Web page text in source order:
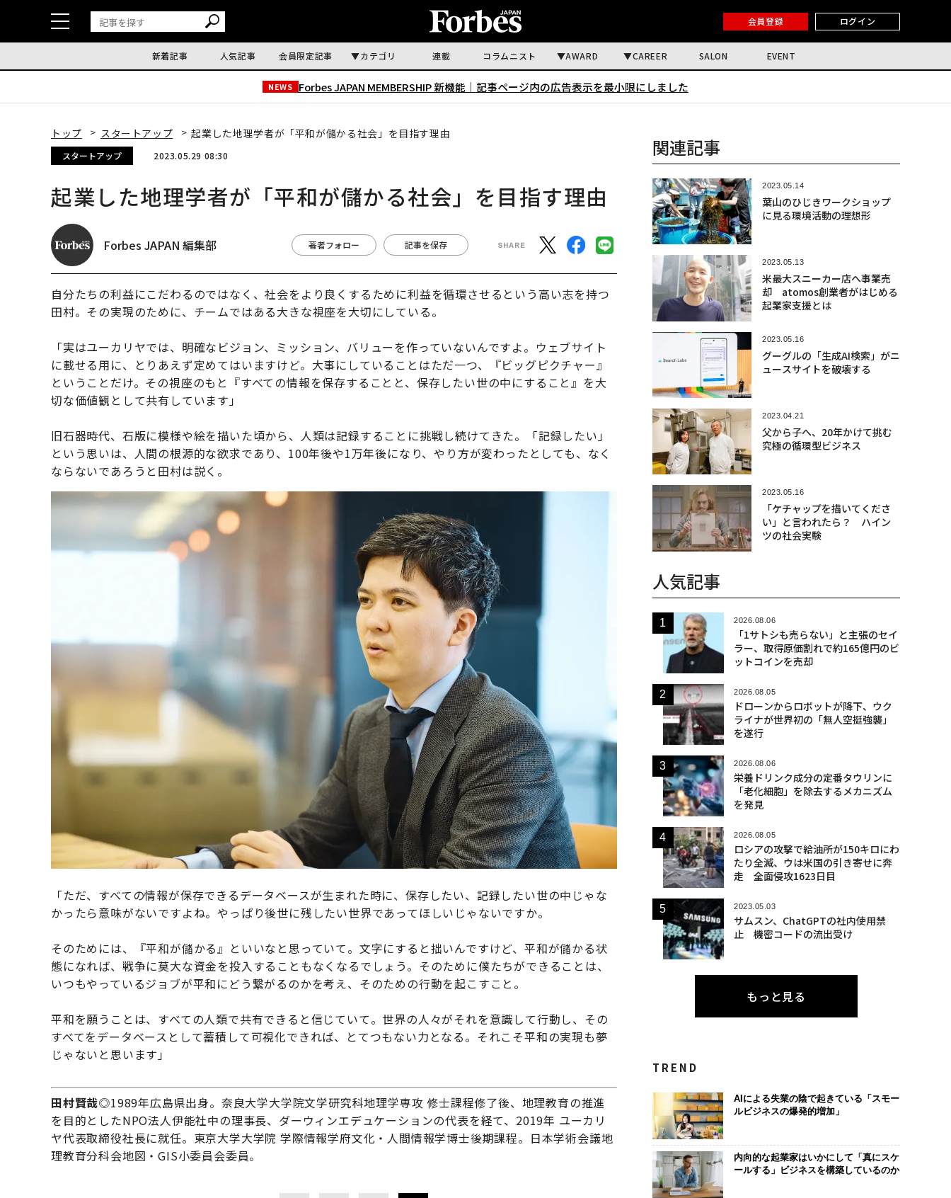
会員登録 ログイン
新着記事 人気記事 会員限定記事 カテゴリ 連載 コラムニスト AWARD CAREER SALON EVENT
NEWS Forbes JAPAN MEMBERSHIP 新機能｜ 記事ページ内の広告表示を最小限にしました
トップ スタートアップ 起業した地理学者が「平和が儲かる社会」を目指す理由
スタートアップ 2023.05.29 08:30
起業した地理学者が「平和が儲かる社会」を目指す理由
Forbes JAPAN 編集部 著者フォロー 記事を保存
自分たちの利益にこだわるのではなく、社会をより良くするために利益を循環させるという高い志を持つ
田村。その実現のために、チームではある大きな視座を大切にしている。
「実はユーカリヤでは、明確なビジョン、ミッション、バリューを作っていないんですよ。ウェブサイト
に載せる用に、とりあえず定めてはいますけど。大事にしていることはただ一つ、『ビッグピクチャー』
ということだけ。その視座のもと『すべての情報を保存することと、保存したい世の中にすること』を大
切な価値観として共有しています」
旧石器時代、石版に模様や絵を描いた頃から、人類は記録することに挑戦し続けてきた。「記録したい」
という思いは、人間の根源的な欲求であり、100年後や1万年後になり、やり方が変わったとしても、なく
ならないであろうと田村は説く。
「ただ、すべての情報が保存できるデータベースが生まれた時に、保存したい、記録したい世の中じゃな
かったら意味がないですよね。やっぱり後世に残したい世界であってほしいじゃないですか。
そのためには、『平和が儲かる』といいなと思っていて。文字にすると拙いんですけど、平和が儲かる状
態になれば、戦争に莫大な資金を投入することもなくなるでしょう。そのために僕たちができることは、
いつもやっているジョブが平和にどう繋がるのかを考え、そのための行動を起こすこと。
平和を願うことは、すべての人類で共有できると信じていて。世界の人々がそれを意識して行動し、その
すべてをデータベースとして蓄積して可視化できれば、とてつもない力となる。それこそ平和の実現も夢
じゃないと思います」
田村賢哉◎1989年広島県出身。奈良大学大学院文学研究科地理学専攻 修士課程修了後、地理教育の推進
を目的としたNPO法人伊能社中の理事長、ダーウィンエデュケーションの代表を経て、2019年 ユーカリ
ヤ代表取締役社⻑に就任。東京大学大学院 学際情報学府文化・人間情報学博士後期課程。日本学術会議地
理教育分科会地図・GIS小委員会委員。
関連記事
2023.05.14
葉山のひじきワークショップ
に見る環境活動の理想形
2023.05.13
米最大スニーカー店へ事業売
却 atomos創業者がはじめる
起業家支援とは
2023.05.16
グーグルの「生成AI検索」がニ
ュースサイトを破壊する
2023.04.21
父から子へ、20年かけて挑む
究極の循環型ビジネス
2023.05.16
「ケチャップを描いてくださ
い」と言われたら？ ハイン
ツの社会実験
人気記事
2026.08.06
「1サトシも売らない」と主張のセイ
ラー、取得原価割れで約165億円のビ
ットコインを売却
2026.08.05
ドローンからロボットが降下、ウク
ライナが世界初の「無人空挺強襲」
を遂行
2026.08.06
栄養ドリンク成分の定番タウリンに
「老化細胞」を除去するメカニズム
を発見
2026.08.05
ロシアの攻撃で給油所が150キロにわ
たり全滅、ウは米国の引き寄せに奔
走 全面侵攻1623日目
2023.05.03
サムスン、ChatGPTの社内使用禁
止 機密コードの流出受け
もっと見る
TREND
AIによる失業の陰で起きている「スモー
ルビジネスの爆発的増加」
内向的な起業家はいかにして「真にスケ
ールする」ビジネスを構築しているのか